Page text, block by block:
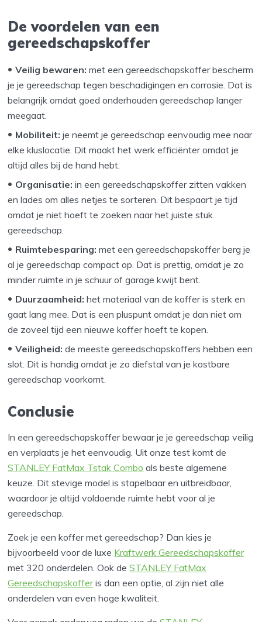
De voordelen van een
gereedschapskoffer
Veilig bewaren: met een gereedschapskoffer bescherm
je je gereedschap tegen beschadigingen en corrosie. Dat is
belangrijk omdat goed onderhouden gereedschap langer
meegaat.
Mobiliteit: je neemt je gereedschap eenvoudig mee naar
elke kluslocatie. Dit maakt het werk efficiënter omdat je
altijd alles bij de hand hebt.
Organisatie: in een gereedschapskoffer zitten vakken
en lades om alles netjes te sorteren. Dit bespaart je tijd
omdat je niet hoeft te zoeken naar het juiste stuk
gereedschap.
Ruimtebesparing: met een gereedschapskoffer berg je
al je gereedschap compact op. Dat is prettig, omdat je zo
minder ruimte in je schuur of garage kwijt bent.
Duurzaamheid: het materiaal van de koffer is sterk en
gaat lang mee. Dat is een pluspunt omdat je dan niet om
de zoveel tijd een nieuwe koffer hoeft te kopen.
Veiligheid: de meeste gereedschapskoffers hebben een
slot. Dit is handig omdat je zo diefstal van je kostbare
gereedschap voorkomt.
Conclusie
In een gereedschapskoffer bewaar je je gereedschap veilig
en verplaats je het eenvoudig. Uit onze test komt de
STANLEY FatMax Tstak Combo als beste algemene
keuze. Dit stevige model is stapelbaar en uitbreidbaar,
waardoor je altijd voldoende ruimte hebt voor al je
gereedschap.
Zoek je een koffer met gereedschap? Dan kies je
bijvoorbeeld voor de luxe Kraftwerk Gereedschapskoffer
met 320 onderdelen. Ook deSTANLEY FatMax
Gereedschapskofferis dan een optie, al zijn niet alle
onderdelen van even hoge kwaliteit.